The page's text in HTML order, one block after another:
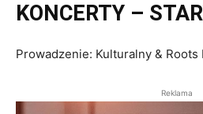
KONCERTY –
Prowadzenie: Kulturalny & Roots
Reklama